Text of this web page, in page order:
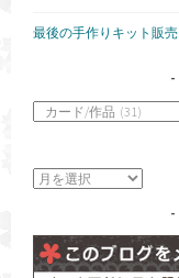
最後の手作りキット販売
blog
ゴ
リ
blog